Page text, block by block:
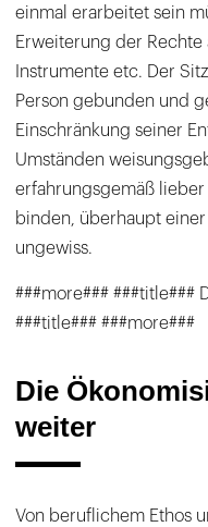
einmal erarbeitet sein
Erweiterung der
Instrumente etc. Der
Person gebunden und
Einschränkung seiner
Umständen
erfahrungsgemäß
binden, überhaupt
ungewiss.
###more###
###title### ###more###
Die
weiter
Von beruflichem Ethos